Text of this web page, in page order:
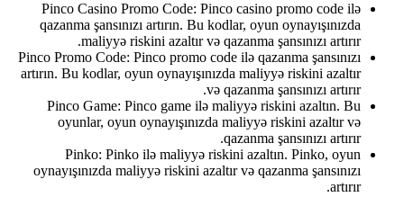
Pinco Casino Promo Code: Pinco casino promo code ilə
qazanma şansınızı artırın. Bu kodlar, oyun oynayışınızda
maliyyə riskini azaltır və qazanma şansınızı artırır.
Pinco Promo Code: Pinco promo code ilə qazanma şansınızı
artırın. Bu kodlar, oyun oynayışınızda maliyyə riskini azaltır
və qazanma şansınızı artırır.
Pinco Game: Pinco game ilə maliyyə riskini azaltın. Bu
oyunlar, oyun oynayışınızda maliyyə riskini azaltır və
qazanma şansınızı artırır.
Pinko: Pinko ilə maliyyə riskini azaltın. Pinko, oyun
oynayışınızda maliyyə riskini azaltır və qazanma şansınızı
artırır.